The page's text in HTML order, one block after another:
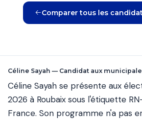
Comparer tous les
Céline Sayah — Candidat aux
Céline Sayah se présente aux
2026 à Roubaix sous l'étiquette
France. Son programme n'a pas